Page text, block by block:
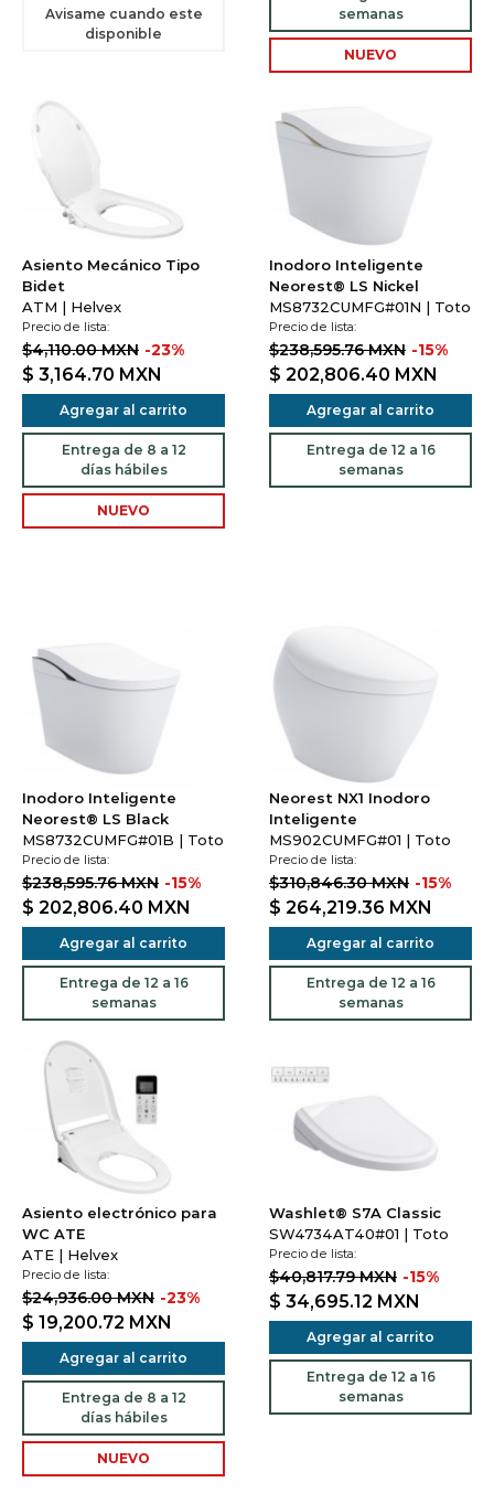
Avisame cuando este
disponible
semanas
NUEVO
Asiento Mecánico Tipo
Bidet
ATM | Helvex
Precio de lista:
$4,110.00 MXN -23%
$ 3,164.70 MXN
Agregar al carrito
Entrega de 8 a 12
días hábiles
NUEVO
Inodoro Inteligente
Neorest® LS Nickel
MS8732CUMFG#01N | Toto
Precio de lista:
$238,595.76 MXN -15%
$ 202,806.40 MXN
Agregar al carrito
Entrega de 12 a 16
semanas
Inodoro Inteligente
Neorest® LS Black
MS8732CUMFG#01B | Toto
Precio de lista:
$238,595.76 MXN -15%
$ 202,806.40 MXN
Agregar al carrito
Entrega de 12 a 16
semanas
Neorest NX1 Inodoro
Inteligente
MS902CUMFG#01 | Toto
Precio de lista:
$310,846.30 MXN -15%
$ 264,219.36 MXN
Agregar al carrito
Entrega de 12 a 16
semanas
Asiento electrónico para
WC ATE
ATE | Helvex
Precio de lista:
$24,936.00 MXN -23%
$ 19,200.72 MXN
Agregar al carrito
Entrega de 8 a 12
días hábiles
NUEVO
Washlet® S7A Classic
SW4734AT40#01 | Toto
Precio de lista:
$40,817.79 MXN -15%
$ 34,695.12 MXN
Agregar al carrito
Entrega de 12 a 16
semanas